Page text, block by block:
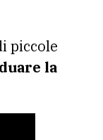
piccole
la